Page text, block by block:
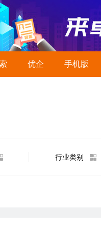
优企 手机版
行业类别